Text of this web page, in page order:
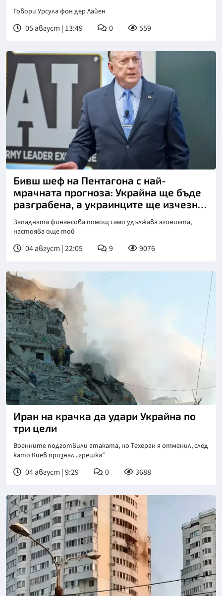
Говори Урсула фон дер Лайен
05 август | 13:49 0 559
Бивш шеф на Пентагона с най-
мрачната прогноза: Украйна ще бъде
разграбена, а украинците ще изчезнат
като народ!
Западната финансова помощ само удължава агонията,
настоява още той
04 август | 22:05 9 9076
Снимка: ДСНС
Иран на крачка да удари Украйна по
три цели
Военните подготвили атаката, но Техеран я отменил, след
като Киев признал „грешка“
04 август | 9:29 0 3688